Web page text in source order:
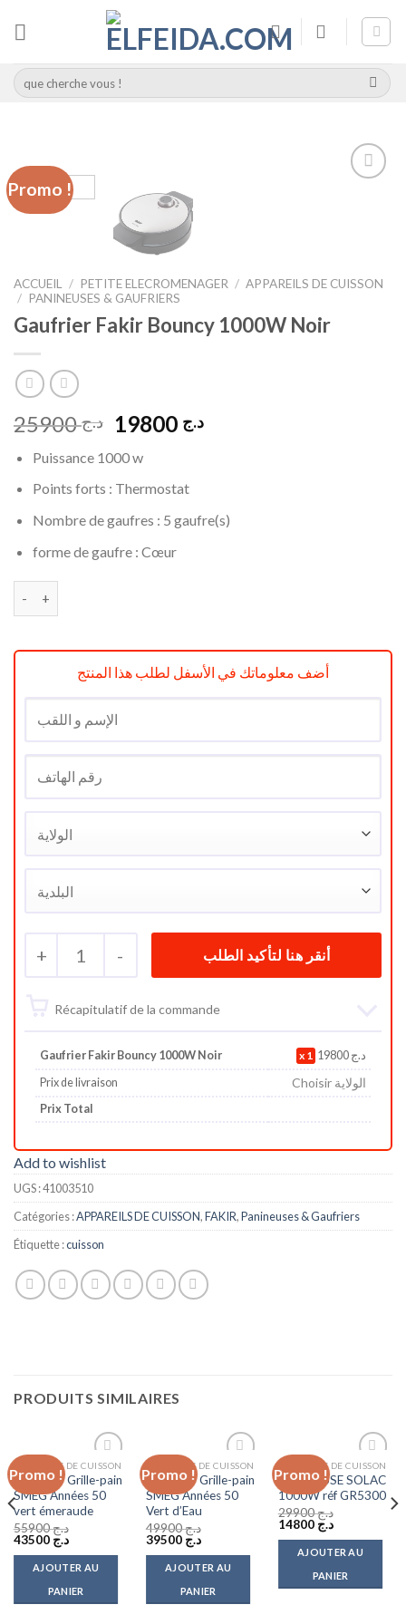
Recherche
pour :
Promo !
ACCUEIL / PETITE ELECROMENAGER / APPAREILS DE CUISSON
/ PANINEUSES & GAUFRIERS
Gaufrier Fakir Bouncy 1000W Noir
د.ج25900
Le
initial
était :
د.جLe
Puissance 1000 w
Points forts : Thermostat
Nombre de gaufres : 5 gaufre(s)
forme de gaufre : Cœur
أضف معلوماتك في الأسفل لطلب هذا المنتج
+ 1 -
Récapitulatif de la commande
Gaufrier Fakir Bouncy 1000W Noir 1 19800 د.ج
Prix de livraison
Choisir الولاية
Prix Total
Add to wishlist
UGS :41003510
Catégories :APPAREILS DE CUISSON,FAKIR,Panineuses & Gaufriers
Étiquette :cuisson
PRODUITS SIMILAIRES
Promo !
Add to
wishlist
APPAREILS DE CUISSON
Toaster / Grille-pain
SMEG Années 50
vert émeraude
د.ج55900
Le
initial
était :
د.ج 55900.
د.ج 43500
Le
actuel
est :
AJOUTER AU
PANIER
Promo !
Add to
wishlist
APPAREILS DE CUISSON
Toaster / Grille-pain
SMEG Années 50
Vert d’Eau
د.ج49900
Le
initial
était :
د.ج 49900.
د.ج 39500
Le
actuel
est :
AJOUTER AU
PANIER
Promo !
Add to
wishlist
APPAREILS DE CUISSON
PANINEUSE SOLAC
1000W réf GR5300
د.ج29900
Le
initial
était :
د.ج 29900.
د.ج 14800
Le
actuel
est :
AJOUTER AU
PANIER